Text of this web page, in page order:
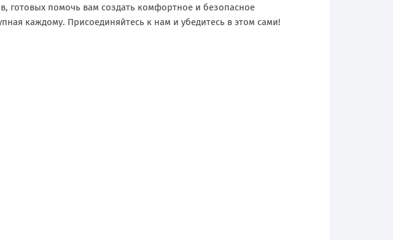
готовых помочь вам создать комфортное и безопасное
каждому. Присоединяйтесь к нам и убедитесь в этом сами!